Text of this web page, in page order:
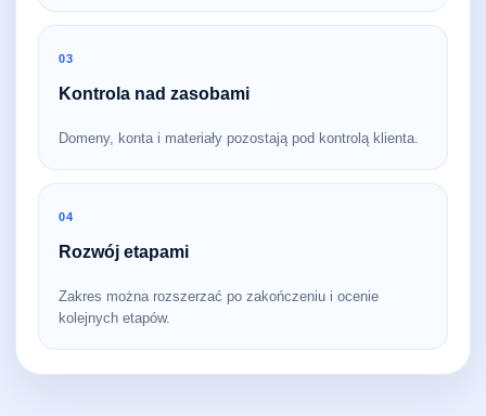
03
Kontrola nad zasobami
Domeny, konta i materiały pozostają pod kontrolą klienta.
04
Rozwój etapami
Zakres można rozszerzać po zakończeniu i ocenie
kolejnych etapów.